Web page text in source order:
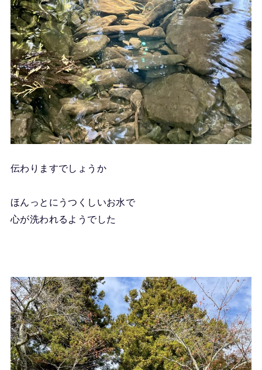
伝わりますでしょうか
ほんっとにうつくしいお水で
心が洗われるようでした